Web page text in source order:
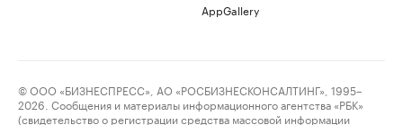
AppGallery
© ООО «БИЗНЕСПРЕСС», АО «РОСБИЗНЕСКОНСАЛТИНГ», 1995–
2026. Сообщения и материалы информационного агентства «РБК»
(свидетельство о регистрации средства массовой информации